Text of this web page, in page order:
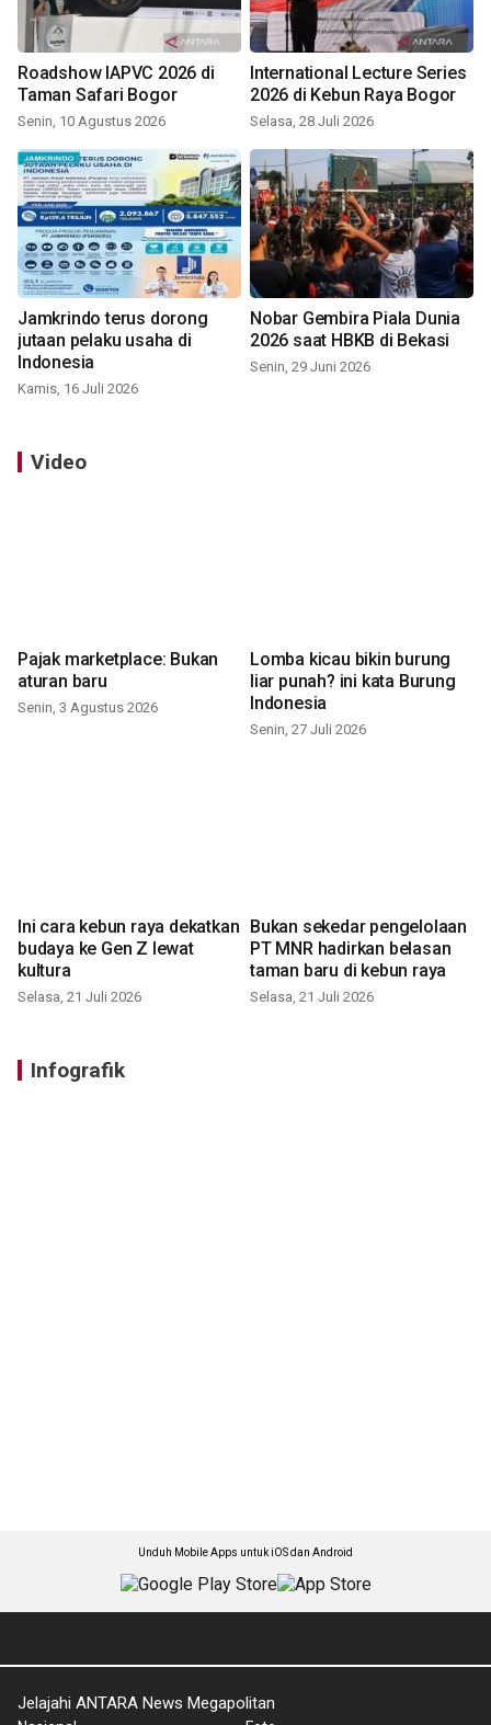
Roadshow IAPVC 2026 di
Taman Safari Bogor
Senin, 10 Agustus 2026
International Lecture Series
2026 di Kebun Raya Bogor
Selasa, 28 Juli 2026
Jamkrindo terus dorong
jutaan pelaku usaha di
Indonesia
Kamis, 16 Juli 2026
Nobar Gembira Piala Dunia
2026 saat HBKB di Bekasi
Senin, 29 Juni 2026
Video
Pajak marketplace: Bukan
aturan baru
Senin, 3 Agustus 2026
Lomba kicau bikin burung
liar punah? ini kata Burung
Indonesia
Senin, 27 Juli 2026
Ini cara kebun raya dekatkan
budaya ke Gen Z lewat
kultura
Selasa, 21 Juli 2026
Bukan sekedar pengelolaan
PT MNR hadirkan belasan
taman baru di kebun raya
Selasa, 21 Juli 2026
Infografik
Unduh Mobile Apps untuk iOS dan Android
Jelajahi ANTARA News Megapolitan